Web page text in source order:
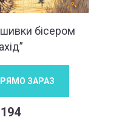
бісером
ЗАРАЗ
194